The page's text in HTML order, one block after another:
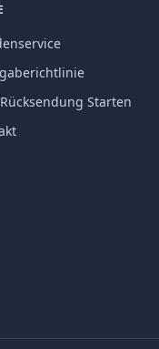
Starten